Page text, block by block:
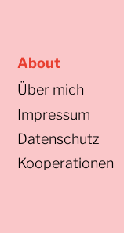
About
Über mich
Impressum
Datenschutz
Kooperationen